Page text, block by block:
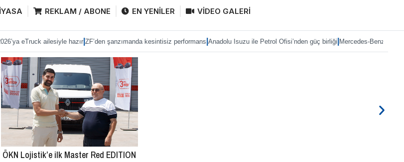
REKLAM / ABONE EN YENİLER VİDEO GALERİ
ailesiyle hazır|ZF’den şanzımanda kesintisiz performans|Anadolu Isuzu ile Petrol Ofisi’nden güç birliği|Mercedes-Benz Türk’te Heiko
ÖKN Lojistik’e ilk Master Red EDITION